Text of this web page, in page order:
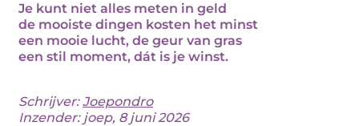
Je kunt niet alles meten in geld
de mooiste dingen kosten het minst
een mooie lucht, de geur van gras
een stil moment, dát is je winst.
Schrijver:Joepondro
Inzender: joep, 8 juni 2026